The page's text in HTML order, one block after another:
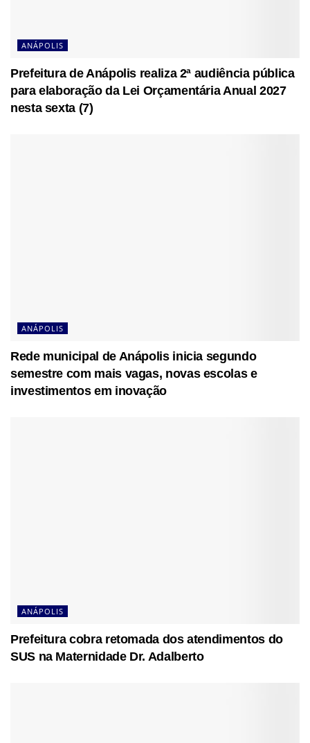
ANÁPOLIS
Prefeitura de Anápolis realiza 2ª audiência pública
para elaboração da Lei Orçamentária Anual 2027
nesta sexta (7)
ANÁPOLIS
Rede municipal de Anápolis inicia segundo
semestre com mais vagas, novas escolas e
investimentos em inovação
ANÁPOLIS
Prefeitura cobra retomada dos atendimentos do
SUS na Maternidade Dr. Adalberto